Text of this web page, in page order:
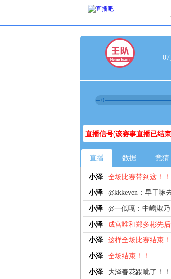
0
直播信号(该赛事直播已结
直播 数据 竞猜
小泽 全场比赛带到这！！
小泽 @kkkeven：早干嘛
小泽 @一低嘎：中嶋淑
小泽 成宫唯和郑多彬先后
小泽 这样全场比赛结束
小泽 全场结束！！
小泽 大泽春花踢呲了！！